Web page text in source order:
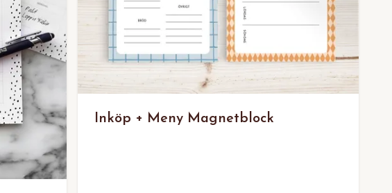
Inköp + Meny Magnetblock